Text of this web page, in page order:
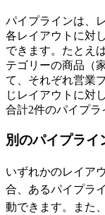
パイプラインは、
各レイアウトに対
できます。たとえ
テゴリーの商品（
て、それぞれ営業
じレイアウトに対
合計2件のパイプラ
別のパイプライ
いずれかのレイア
合、あるパイプラ
動できます。また